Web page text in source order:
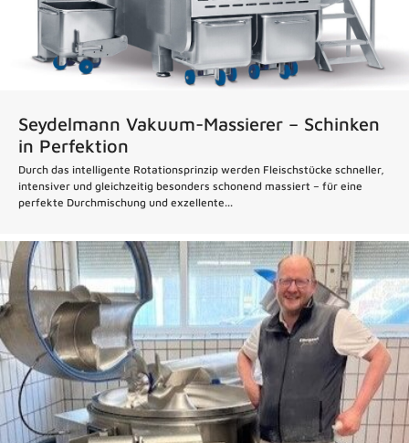
Seydelmann Vakuum-Massierer – Schinken
in Perfektion
Durch das intelligente Rotationsprinzip werden Fleischstücke schneller,
intensiver und gleichzeitig besonders schonend massiert – für eine
perfekte Durchmischung und exzellente...